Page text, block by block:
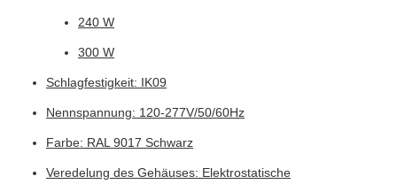
240 W
300 W
Schlagfestigkeit: IK09
Nennspannung: 120-277V/50/60Hz
Farbe: RAL 9017 Schwarz
Veredelung des Gehäuses: Elektrostatische